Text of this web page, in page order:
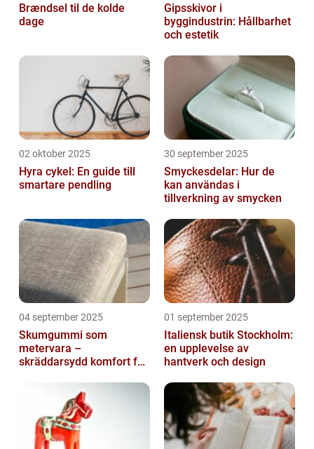
Brændsel til de kolde
dage
Gipsskivor i
byggindustrin: Hållbarhet
och estetik
02 oktober 2025
Hyra cykel: En guide till
smartare pendling
30 september 2025
Smyckesdelar: Hur de
kan användas i
tillverkning av smycken
04 september 2025
Skumgummi som
metervara –
skräddarsydd komfort för
01 september 2025
Italiensk butik Stockholm:
en upplevelse av
hantverk och design